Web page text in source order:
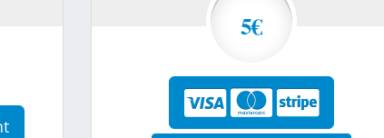
5€